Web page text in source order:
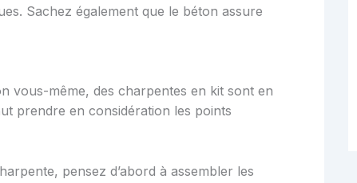
Sachez également que le béton assure
vous-même, des charpentes en kit sont en
prendre en considération les points
pensez d’abord à assembler les